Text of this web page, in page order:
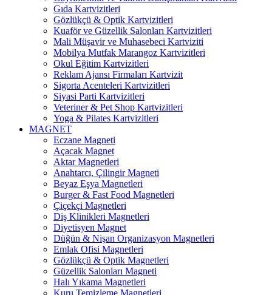
Gıda Kartvizitleri
Gözlükçü & Optik Kartvizitleri
Kuaför ve Güzellik Salonları Kartvizitleri
Mali Müşavir ve Muhasebeci Kartviziti
Mobilya Mutfak Marangoz Kartvizitleri
Okul Eğitim Kartvizitleri
Reklam Ajansı Firmaları Kartvizit
Sigorta Acenteleri Kartvizitleri
Siyasi Parti Kartvizitleri
Veteriner & Pet Shop Kartvizitleri
Yoga & Pilates Kartvizitleri
MAGNET
Eczane Magneti
Açacak Magnet
Aktar Magnetleri
Anahtarcı, Çilingir Magneti
Beyaz Eşya Magnetleri
Burger & Fast Food Magnetleri
Çiçekçi Magnetleri
Diş Klinikleri Magnetleri
Diyetisyen Magnet
Düğün & Nişan Organizasyon Magnetleri
Emlak Ofisi Magnetleri
Gözlükçü & Optik Magnetleri
Güzellik Salonları Magneti
Halı Yıkama Magnetleri
Kuru Temizleme Magnetleri